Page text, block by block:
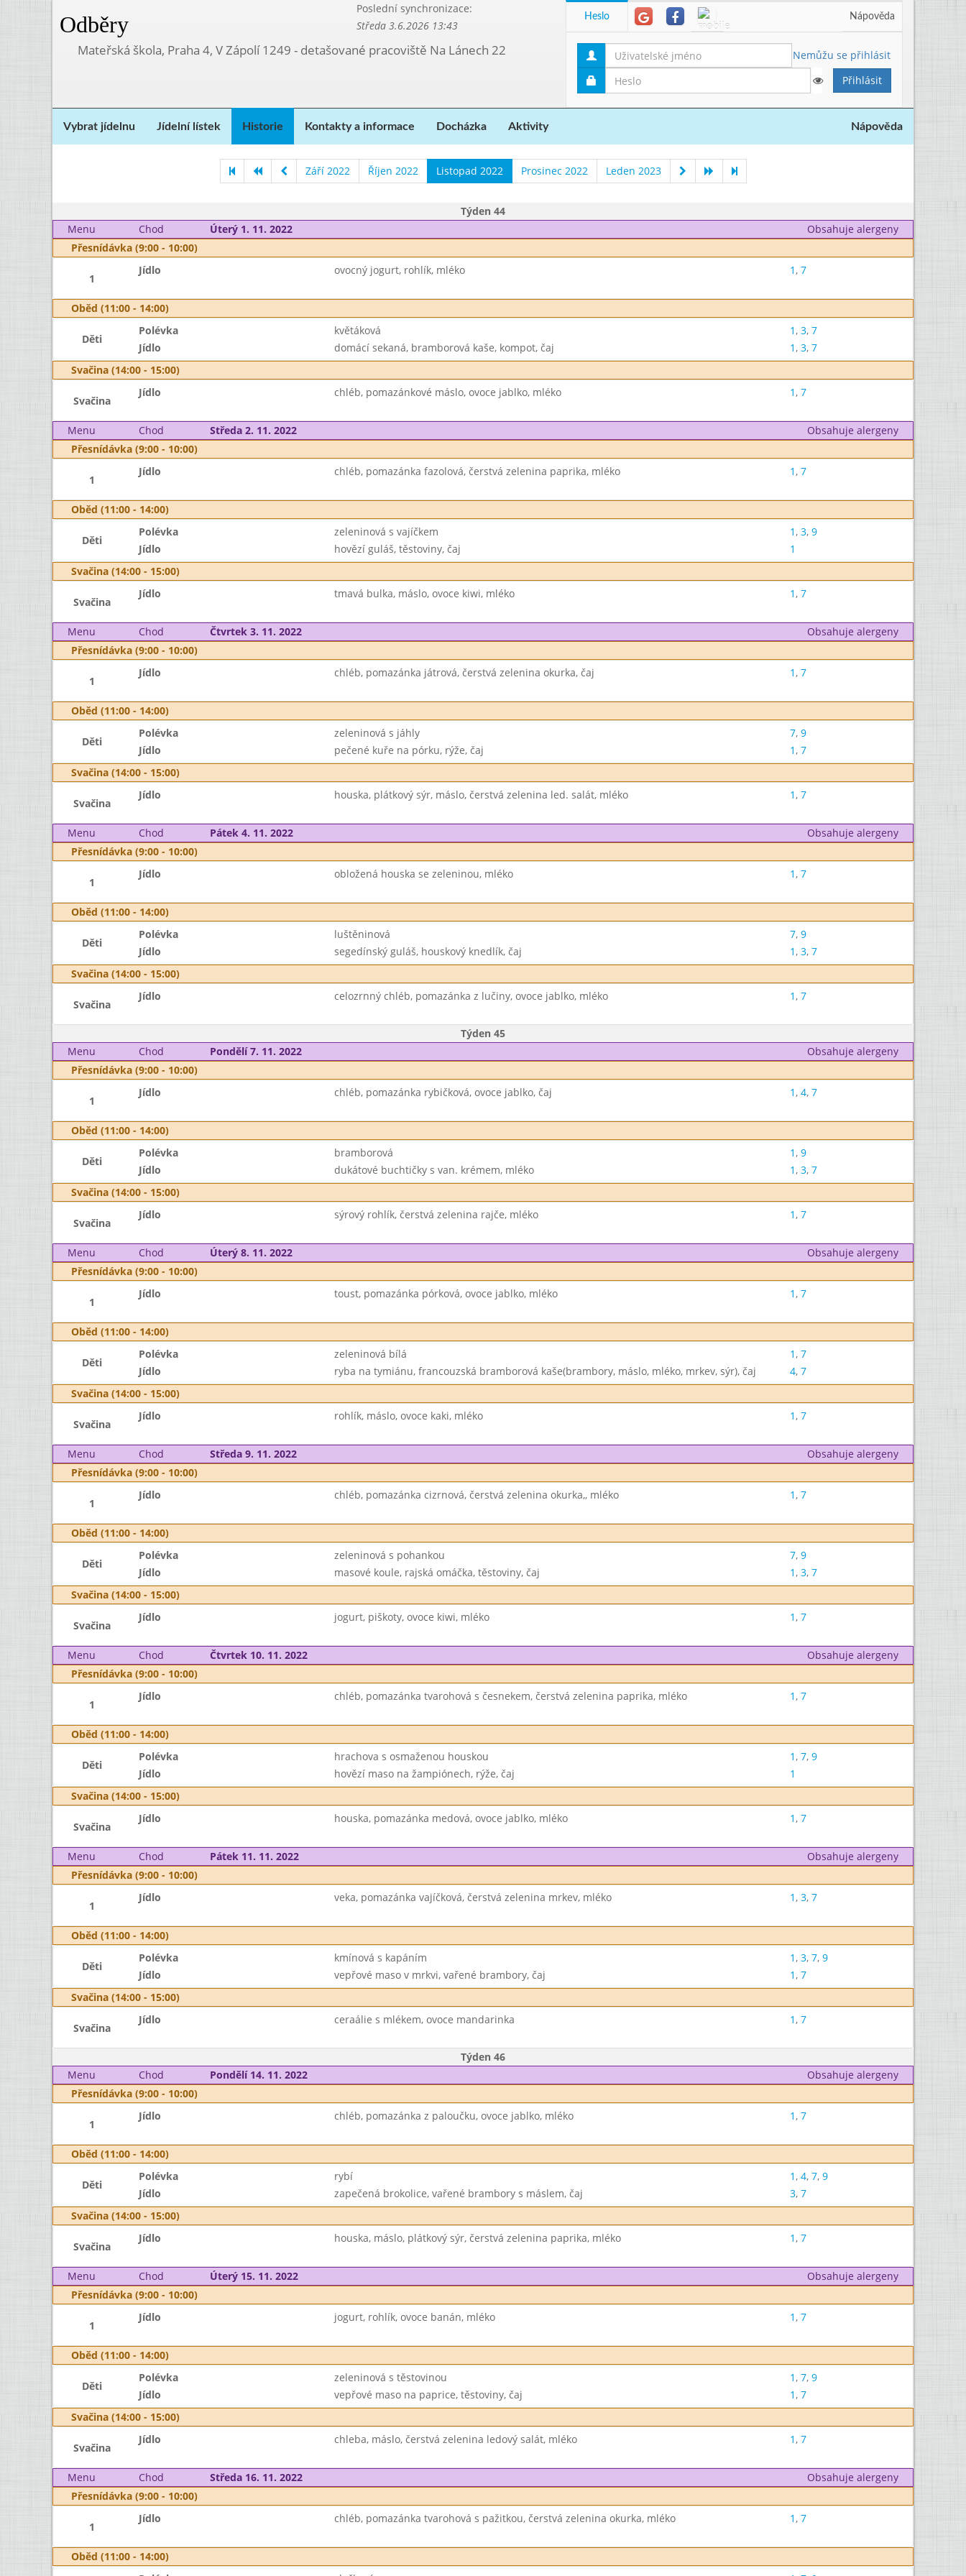
Odběry
Poslední synchronizace:
Středa 3.6.2026 13:43
Mateřská škola, Praha 4, V Zápolí 1249 - detašované pracoviště Na Lánech 22
Heslo Nápověda
Nemůžu se přihlásit
Vybrat jídelnu Jídelní lístek Historie Kontakty a informace Docházka Aktivity Nápověda
Září 2022 Říjen 2022 Listopad 2022 Prosinec 2022 Leden 2023
Týden 44
Menu
Chod Úterý 1. 11. 2022
Obsahuje alergeny
Přesnídávka (9:00 - 10:00)
1
Jídlo ovocný jogurt, rohlík, mléko 1, 7
Oběd (11:00 - 14:00)
Děti
Polévka květáková 1, 3, 7
Jídlo
domácí sekaná, bramborová kaše, kompot, čaj 1, 3, 7
Svačina (14:00 - 15:00)
Svačina
Jídlo chléb, pomazánkové máslo, ovoce jablko, mléko 1, 7
Menu Chod Středa 2. 11. 2022
Obsahuje alergeny
Přesnídávka (9:00 - 10:00)
1
Jídlo chléb, pomazánka fazolová, čerstvá zelenina paprika, mléko 1, 7
Oběd (11:00 - 14:00)
Děti
Polévka zeleninová s vajíčkem 1, 3, 9
Jídlo
hovězí guláš, těstoviny, čaj
1
Svačina (14:00 - 15:00)
Svačina
Jídlo tmavá bulka, máslo, ovoce kiwi, mléko 1, 7
Menu Chod Čtvrtek 3. 11. 2022
Obsahuje alergeny
Přesnídávka (9:00 - 10:00)
1
Jídlo chléb, pomazánka játrová, čerstvá zelenina okurka, čaj 1, 7
Oběd (11:00 - 14:00)
Děti
Polévka zeleninová s jáhly 7, 9
Jídlo
pečené kuře na pórku, rýže, čaj 1, 7
Svačina (14:00 - 15:00)
Svačina
Jídlo houska, plátkový sýr, máslo, čerstvá zelenina led. salát, mléko 1, 7
Menu Chod Pátek 4. 11. 2022
Obsahuje alergeny
Přesnídávka (9:00 - 10:00)
1
Jídlo obložená houska se zeleninou, mléko 1, 7
Oběd (11:00 - 14:00)
Děti
Polévka luštěninová 7, 9
Jídlo
segedínský guláš, houskový knedlík, čaj 1, 3, 7
Svačina (14:00 - 15:00)
Svačina
Jídlo celozrnný chléb, pomazánka z lučiny, ovoce jablko, mléko 1, 7
Týden 45
Menu
Chod Pondělí 7. 11. 2022
Obsahuje alergeny
Přesnídávka (9:00 - 10:00)
1
Jídlo chléb, pomazánka rybičková, ovoce jablko, čaj 1, 4, 7
Oběd (11:00 - 14:00)
Děti
Polévka bramborová 1, 9
Jídlo
dukátové buchtičky s van. krémem, mléko 1, 3, 7
Svačina (14:00 - 15:00)
Svačina
Jídlo sýrový rohlík, čerstvá zelenina rajče, mléko 1, 7
Menu Chod Úterý 8. 11. 2022
Obsahuje alergeny
Přesnídávka (9:00 - 10:00)
1
Jídlo toust, pomazánka pórková, ovoce jablko, mléko 1, 7
Oběd (11:00 - 14:00)
Děti
Polévka zeleninová bílá 1, 7
Jídlo
ryba na tymiánu, francouzská bramborová kaše(brambory, máslo, mléko, mrkev, sýr), čaj 4, 7
Svačina (14:00 - 15:00)
Svačina
Jídlo rohlík, máslo, ovoce kaki, mléko 1, 7
Menu Chod Středa 9. 11. 2022
Obsahuje alergeny
Přesnídávka (9:00 - 10:00)
1
Jídlo chléb, pomazánka cizrnová, čerstvá zelenina okurka,, mléko 1, 7
Oběd (11:00 - 14:00)
Děti
Polévka zeleninová s pohankou 7, 9
Jídlo
masové koule, rajská omáčka, těstoviny, čaj 1, 3, 7
Svačina (14:00 - 15:00)
Svačina
Jídlo jogurt, piškoty, ovoce kiwi, mléko 1, 7
Menu Chod Čtvrtek 10. 11. 2022
Obsahuje alergeny
Přesnídávka (9:00 - 10:00)
1
Jídlo chléb, pomazánka tvarohová s česnekem, čerstvá zelenina paprika, mléko 1, 7
Oběd (11:00 - 14:00)
Děti
Polévka hrachova s osmaženou houskou 1, 7, 9
Jídlo
hovězí maso na žampiónech, rýže, čaj
1
Svačina (14:00 - 15:00)
Svačina
Jídlo houska, pomazánka medová, ovoce jablko, mléko 1, 7
Menu Chod Pátek 11. 11. 2022
Obsahuje alergeny
Přesnídávka (9:00 - 10:00)
1
Jídlo veka, pomazánka vajíčková, čerstvá zelenina mrkev, mléko 1, 3, 7
Oběd (11:00 - 14:00)
Děti
Polévka kmínová s kapáním 1, 3, 7, 9
Jídlo
vepřové maso v mrkvi, vařené brambory, čaj 1, 7
Svačina (14:00 - 15:00)
Svačina
Jídlo ceraálie s mlékem, ovoce mandarinka 1, 7
Týden 46
Menu
Chod Pondělí 14. 11. 2022
Obsahuje alergeny
Přesnídávka (9:00 - 10:00)
1
Jídlo chléb, pomazánka z paloučku, ovoce jablko, mléko 1, 7
Oběd (11:00 - 14:00)
Děti
Polévka rybí 1, 4, 7, 9
Jídlo
zapečená brokolice, vařené brambory s máslem, čaj 3, 7
Svačina (14:00 - 15:00)
Svačina
Jídlo houska, máslo, plátkový sýr, čerstvá zelenina paprika, mléko 1, 7
Menu Chod Úterý 15. 11. 2022
Obsahuje alergeny
Přesnídávka (9:00 - 10:00)
1
Jídlo jogurt, rohlík, ovoce banán, mléko 1, 7
Oběd (11:00 - 14:00)
Děti
Polévka zeleninová s těstovinou 1, 7, 9
Jídlo
vepřové maso na paprice, těstoviny, čaj 1, 7
Svačina (14:00 - 15:00)
Svačina
Jídlo chleba, máslo, čerstvá zelenina ledový salát, mléko 1, 7
Menu Chod Středa 16. 11. 2022
Obsahuje alergeny
Přesnídávka (9:00 - 10:00)
1
Jídlo chléb, pomazánka tvarohová s pažitkou, čerstvá zelenina okurka, mléko 1, 7
Oběd (11:00 - 14:00)